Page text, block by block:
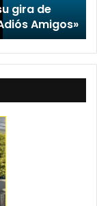
gira de
Amigos»